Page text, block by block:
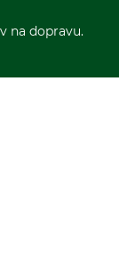
na dopravu.